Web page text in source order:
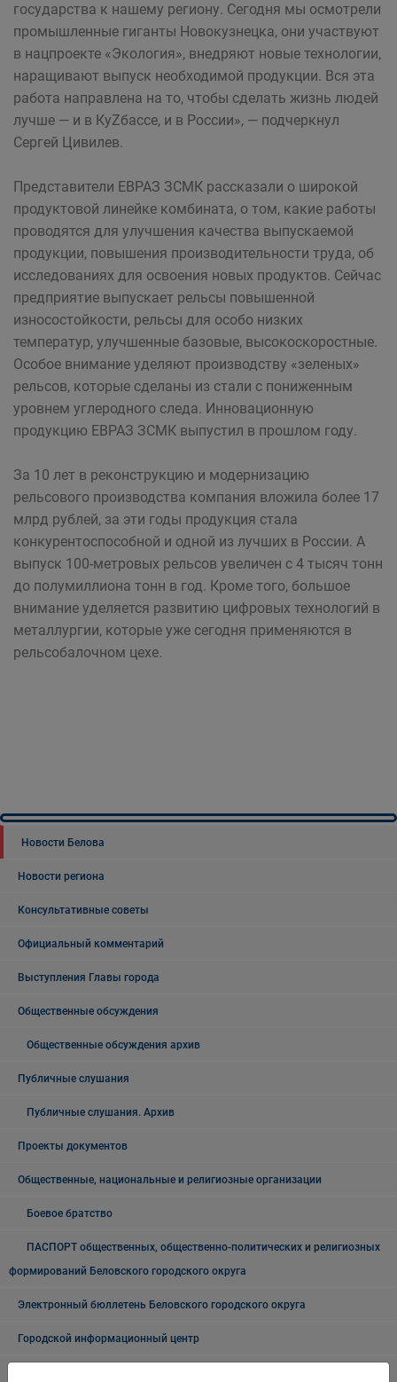
государства к нашему региону. Сегодня мы осмотрели
промышленные гиганты Новокузнецка, они участвуют
в нацпроекте «Экология», внедряют новые технологии,
наращивают выпуск необходимой продукции. Вся эта
работа направлена на то, чтобы сделать жизнь людей
лучше — и в КуZбассе, и в России», — подчеркнул
Сергей Цивилев.
Представители ЕВРАЗ ЗСМК рассказали о широкой
продуктовой линейке комбината, о том, какие работы
проводятся для улучшения качества выпускаемой
продукции, повышения производительности труда, об
исследованиях для освоения новых продуктов. Сейчас
предприятие выпускает рельсы повышенной
износостойкости, рельсы для особо низких
температур, улучшенные базовые, высокоскоростные.
Особое внимание уделяют производству «зеленых»
рельсов, которые сделаны из стали с пониженным
уровнем углеродного следа. Инновационную
продукцию ЕВРАЗ ЗСМК выпустил в прошлом году.
За 10 лет в реконструкцию и модернизацию
рельсового производства компания вложила более 17
млрд рублей, за эти годы продукция стала
конкурентоспособной и одной из лучших в России. А
выпуск 100-метровых рельсов увеличен с 4 тысяч тонн
до полумиллиона тонн в год. Кроме того, большое
внимание уделяется развитию цифровых технологий в
металлургии, которые уже сегодня применяются в
рельсобалочном цехе.
Новости Белова
Новости региона
Консультативные советы
Официальный комментарий
Выступления Главы города
Общественные обсуждения
Общественные обсуждения архив
Публичные слушания
Публичные слушания. Архив
Проекты документов
Общественные, национальные и религиозные организации
Боевое братство
ПАСПОРТ общественных, общественно-политических и религиозных
формирований Беловского городского округа
Электронный бюллетень Беловского городского округа
Городской информационный центр